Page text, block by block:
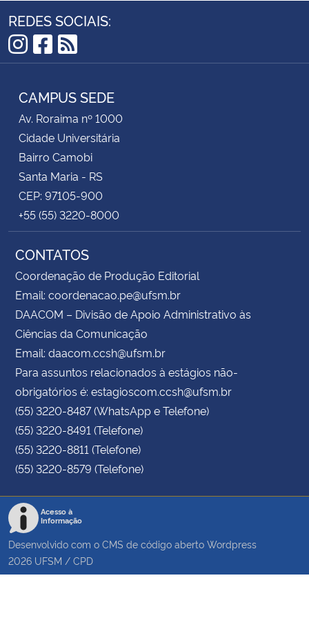
REDES SOCIAIS:
Instagram
Facebook
RSS
CAMPUS SEDE
Av. Roraima nº 1000
Cidade Universitária
Bairro Camobi
Santa Maria - RS
CEP: 97105-900
+55 (55) 3220-8000
CONTATOS
Coordenação de Produção Editorial
Email: coordenacao.pe@ufsm.br
DAACOM – Divisão de Apoio Administrativo às
Ciências da Comunicação
Email: daacom.ccsh@ufsm.br
Para assuntos relacionados à estágios não-
obrigatórios é: estagioscom.ccsh@ufsm.br
(55) 3220-8487 (WhatsApp e Telefone)
(55) 3220-8491 (Telefone)
(55) 3220-8811 (Telefone)
(55) 3220-8579 (Telefone)
Acesso à
Informação
Desenvolvido com o CMS de código aberto Wordpress
2026 UFSM / CPD